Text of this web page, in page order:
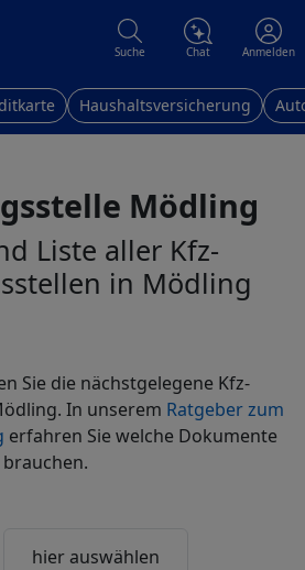
Suche Chat Anmelden
Haushaltsversicherung
Mödling
Liste aller Kfz-
in Mödling
Sie die nächstgelegene Kfz-
In unserem Ratgeber zum
erfahren Sie welche Dokumente
hier auswählen